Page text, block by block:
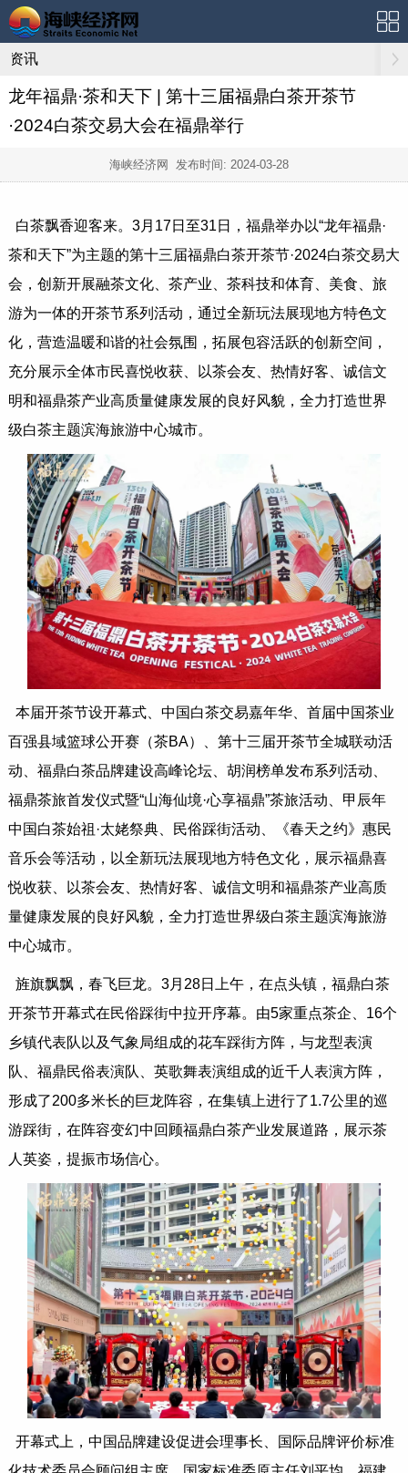
资讯
龙年福鼎·茶和天下 | 第十三届福鼎白茶开茶节
·2024白茶交易大会在福鼎举行
海峡经济网 发布时间: 2024-03-28
白茶飘香迎客来。3月17日至31日，福鼎举办以“龙年福鼎·
茶和天下”为主题的第十三届福鼎白茶开茶节·2024白茶交易大
会，创新开展融茶文化、茶产业、茶科技和体育、美食、旅
游为一体的开茶节系列活动，通过全新玩法展现地方特色文
化，营造温暖和谐的社会氛围，拓展包容活跃的创新空间，
充分展示全体市民喜悦收获、以茶会友、热情好客、诚信文
明和福鼎茶产业高质量健康发展的良好风貌，全力打造世界
级白茶主题滨海旅游中心城市。
本届开茶节设开幕式、中国白茶交易嘉年华、首届中国茶业
百强县域篮球公开赛（茶BA）、第十三届开茶节全城联动活
动、福鼎白茶品牌建设高峰论坛、胡润榜单发布系列活动、
福鼎茶旅首发仪式暨“山海仙境·心享福鼎”茶旅活动、甲辰年
中国白茶始祖·太姥祭典、民俗踩街活动、《春天之约》惠民
音乐会等活动，以全新玩法展现地方特色文化，展示福鼎喜
悦收获、以茶会友、热情好客、诚信文明和福鼎茶产业高质
量健康发展的良好风貌，全力打造世界级白茶主题滨海旅游
中心城市。
旌旗飘飘，春飞巨龙。3月28日上午，在点头镇，福鼎白茶
开茶节开幕式在民俗踩街中拉开序幕。由5家重点茶企、16个
乡镇代表队以及气象局组成的花车踩街方阵，与龙型表演
队、福鼎民俗表演队、英歌舞表演组成的近千人表演方阵，
形成了200多米长的巨龙阵容，在集镇上进行了1.7公里的巡
游踩街，在阵容变幻中回顾福鼎白茶产业发展道路，展示茶
人英姿，提振市场信心。
开幕式上，中国品牌建设促进会理事长、国际品牌评价标准